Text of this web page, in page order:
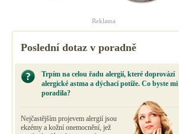
Reklama
Poslední dotaz v poradně
Trpím na celou řadu alergií, které doprovází
alergické astma a dýchací potíže. Co byste mi
poradila?
Nejčastějším projevem alergií jsou
ekzémy a kožní onemocnění, jež